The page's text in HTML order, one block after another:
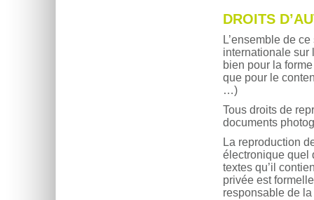
DROITS
L’ensemble de
internationale sur
bien pour la
que pour le
…)
Tous droits de
documents
La reproduction
électronique quel
textes qu’il
privée est
responsable de